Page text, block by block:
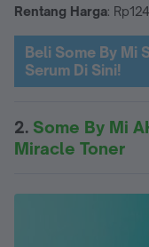
Rentang Harga:
Beli Some By Mi
Serum Di Sini!
2. Some By Mi
Miracle Toner